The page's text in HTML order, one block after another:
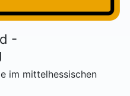
-
im mittelhessischen